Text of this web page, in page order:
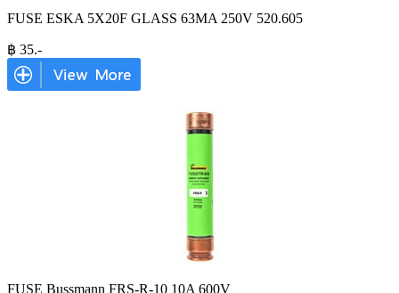
FUSE ESKA 5X20F GLASS 63MA 250V 520.605
฿ 35.-
FUSE Bussmann FRS-R-10 10A 600V